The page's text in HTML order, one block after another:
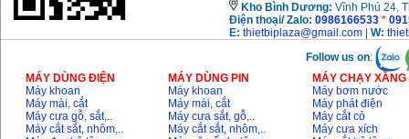
Kho Bình Dương: Vĩnh Phú 24,
Điện thoại/ Zalo: 0986166533 *
E: thietbiplaza@gmail.com W:
Follow us on:
MÁY DÙNG ĐIỆN
Máy khoan
Máy mài, cắt
Máy cưa gỗ, sắt,..
Máy cắt sắt, nhôm,..
MÁY DÙNG PIN
Máy khoan
Máy mài, cắt
Máy cưa sắt, gỗ,..
Máy cắt sắt, nhôm,..
MÁY CHẠY
Máy bơm nước
Máy phát điện
Máy cắt cỏ
Máy cưa xích